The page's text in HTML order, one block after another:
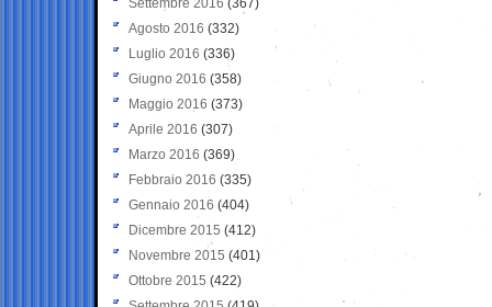
Settembre 2016 (367)
Agosto 2016 (332)
Luglio 2016 (336)
Giugno 2016 (358)
Maggio 2016 (373)
Aprile 2016 (307)
Marzo 2016 (369)
Febbraio 2016 (335)
Gennaio 2016 (404)
Dicembre 2015 (412)
Novembre 2015 (401)
Ottobre 2015 (422)